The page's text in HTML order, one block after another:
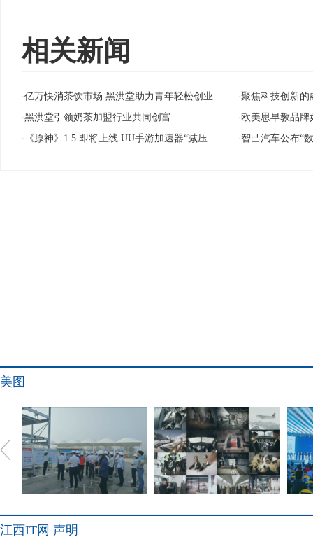
相关新闻
·亿万快消茶饮市场 黑洪堂助力青年轻松创业 ·聚焦科技创新
·黑洪堂引领奶茶加盟行业共同创富 · 欧美思早教品
· 《原神》1.5 即将上线 UU手游加速器“减压 ·智己汽车公布“
美图
江西IT网 声明